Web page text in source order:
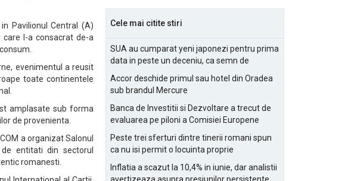
Pavilionul Central (A)
l-a consacrat de-a
evenimentul a reusit
toate continentele
amplasate sub forma
de provenienta.
a organizat Salonul
entitati din sectorul
romanesti.
Cele mai citite stiri
SUA au cumparat yeni japonezi pentru prima
data in peste un deceniu, ca semn de
Accor deschide primul sau hotel din Oradea
sub brandul Mercure
Banca de Investitii si Dezvoltare a trecut de
evaluarea pe piloni a Comisiei Europene
Peste trei sferturi dintre tinerii romani spun
ca nu isi permit o locuinta proprie
Inflatia a scazut la 10,4% in iunie, dar analistii